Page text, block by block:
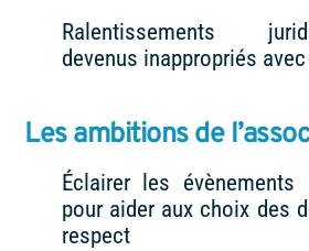
Ralentissements
devenus inappropriés
Les ambitions de
Éclairer les
pour aider aux choix des
respect